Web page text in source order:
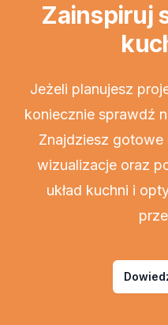
Zainspiruj
Jeżeli planujesz
koniecznie sprawdź
Znajdziesz gotowe
wizualizacje oraz
układ kuchni i